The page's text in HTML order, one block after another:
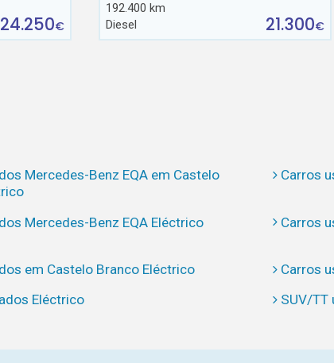
24.250€
192.400 km
Diesel
21.300€
Mercedes-Benz EQA em Castelo
Carros
Mercedes-Benz EQA Eléctrico Carros
em Castelo Branco Eléctrico
Carros
Eléctrico SUV/TT